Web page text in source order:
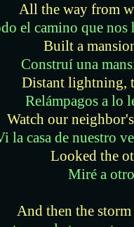
All the way from
el camino que nos
Built a
Construí una
Distant lightning,
Relámpagos a lo
Watch our
la casa de nuestro
Looked the
Miré a
And then the storm